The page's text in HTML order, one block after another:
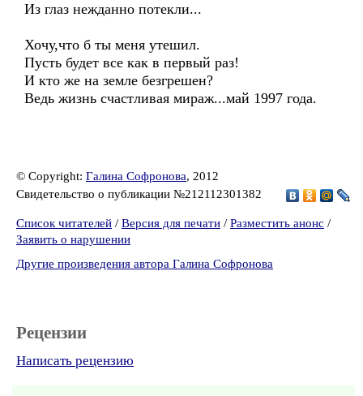
Из глаз нежданно потекли...
Хочу,что б ты меня утешил.
Пусть будет все как в первый раз!
И кто же на земле безгрешен?
Ведь жизнь счастливая мираж...май 1997 года.
© Copyright: Галина Софронова, 2012
Свидетельство о публикации №212112301382
Список читателей / Версия для печати / Разместить анонс /
Заявить о нарушении
Другие произведения автора Галина Софронова
Рецензии
Написать рецензию